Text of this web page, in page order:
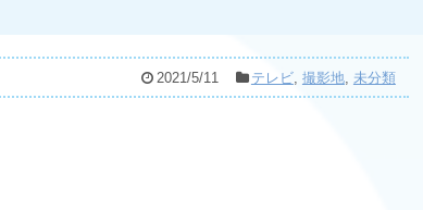
2021/5/11 テレビ, 撮影地, 未分類